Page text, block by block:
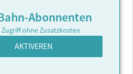
Abonnenten
ohne Zusatzkosten
AKTIVEREN